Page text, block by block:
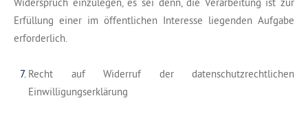
Erfüllung einer im öffentlichen Interesse liegenden Aufgabe
erforderlich.
Recht auf Widerruf der datenschutzrechtlichen
Einwilligungserklärung